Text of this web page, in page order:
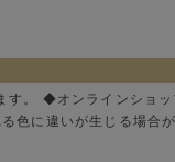
す。 ◆オンラインショッ
色に違いが生じる場合